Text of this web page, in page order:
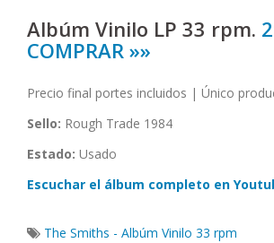
Albúm Vinilo LP 33 rpm.
COMPRAR »»
Precio final portes incluidos | Único
Sello: Rough Trade 1984
Estado: Usado
Escuchar el álbum completo en
The Smiths - Albúm Vinilo 33 rpm